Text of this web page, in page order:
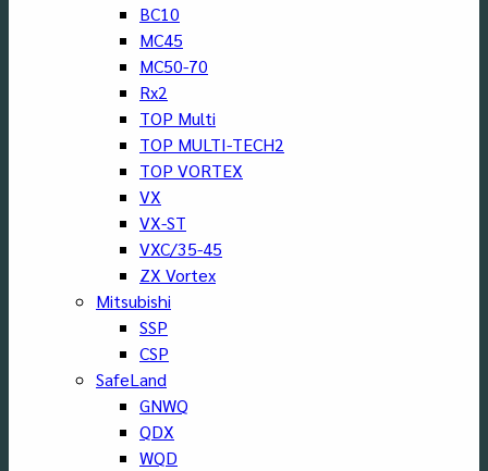
BC10
MC45
MC50-70
Rx2
TOP Multi
TOP MULTI-TECH2
TOP VORTEX
VX
VX-ST
VXC/35-45
ZX Vortex
Mitsubishi
SSP
CSP
SafeLand
GNWQ
QDX
WQD